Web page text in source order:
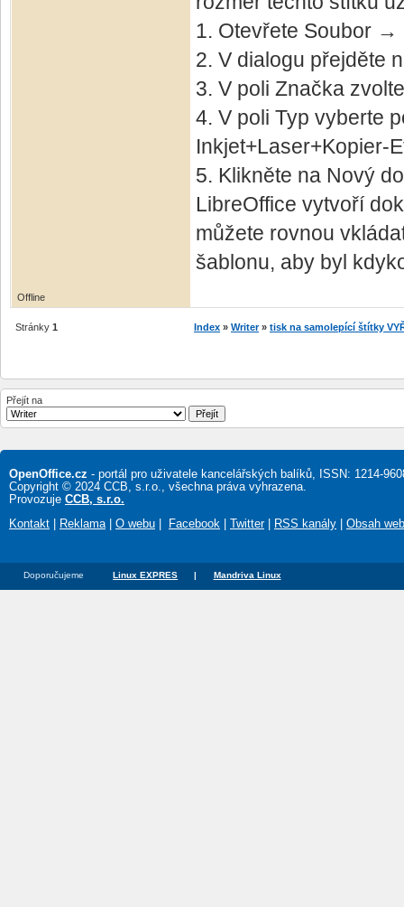
1. Otevřete Soubor
2. V dialogu přejděte
3. V poli Značka
4. V poli Typ vyberte
5. Klikněte na Nový
LibreOffice vytvoří
můžete rovnou
šablonu, aby byl
Offline
Stránky 1 Index » Writer » tisk na samolepící štítky
Přejít na
OpenOffice.cz - portál pro uživatele kancelářských balíků, ISSN: 1214-
Copyright © 2024 CCB, s.r.o., všechna práva vyhrazena.
Provozuje CCB, s.r.o.
Kontakt
Reklama| O webu Facebook Twitter| RSS kanály Obsah
Doporučujeme Linux EXPRES | Mandriva Linux